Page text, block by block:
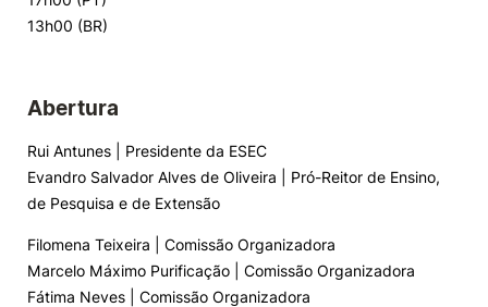
13h00 (BR)
Abertura
Rui Antunes | Presidente da ESEC
Evandro Salvador Alves de Oliveira | Pró-Reitor de Ensino,
de Pesquisa e de Extensão
Filomena Teixeira | Comissão Organizadora
Marcelo Máximo Purificação | Comissão Organizadora
Fátima Neves | Comissão Organizadora